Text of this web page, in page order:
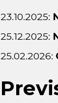
23.10.2025:
25.12.2025:
25.02.2026: